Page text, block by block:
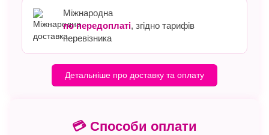
Міжнародна
по передоплаті, згідно тарифів
перевізника
Детальніше про доставку та оплату
💳 Способи оплати